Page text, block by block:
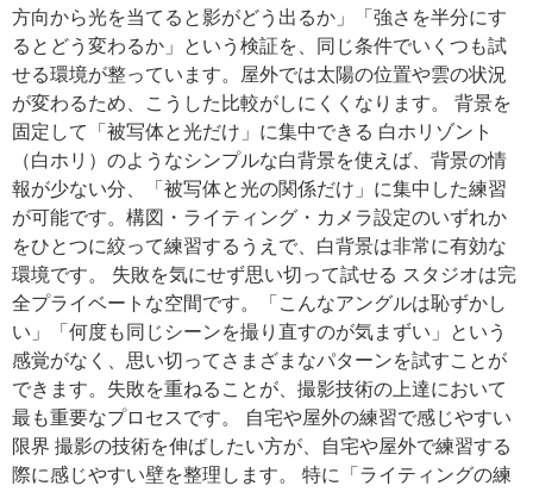
方向から光を当てると影がどう出るか」「強さを半分にす
るとどう変わるか」という検証を、同じ条件でいくつも試
せる環境が整っています。屋外では太陽の位置や雲の状況
が変わるため、こうした比較がしにくくなります。 背景を
固定して「被写体と光だけ」に集中できる 白ホリゾント
（白ホリ）のようなシンプルな白背景を使えば、背景の情
報が少ない分、「被写体と光の関係だけ」に集中した練習
が可能です。構図・ライティング・カメラ設定のいずれか
をひとつに絞って練習するうえで、白背景は非常に有効な
環境です。 失敗を気にせず思い切って試せる スタジオは完
全プライベートな空間です。「こんなアングルは恥ずかし
い」「何度も同じシーンを撮り直すのが気まずい」という
感覚がなく、思い切ってさまざまなパターンを試すことが
できます。失敗を重ねることが、撮影技術の上達において
最も重要なプロセスです。 自宅や屋外の練習で感じやすい
限界 撮影の技術を伸ばしたい方が、自宅や屋外で練習する
際に感じやすい壁を整理します。 特に「ライティングの練